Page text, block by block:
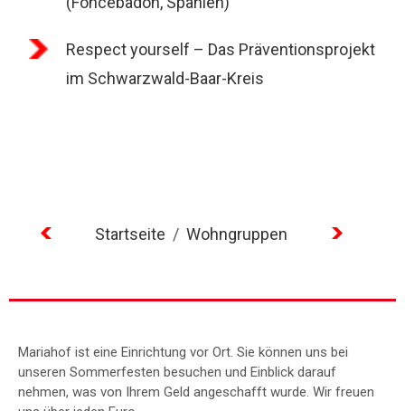
Respect yourself – Das Präventionsprojekt
im Schwarzwald-Baar-Kreis
Startseite /Wohngruppen
Mariahof ist eine Einrichtung vor Ort. Sie können uns bei
unseren Sommerfesten besuchen und Einblick darauf
nehmen, was von Ihrem Geld angeschafft wurde. Wir freuen